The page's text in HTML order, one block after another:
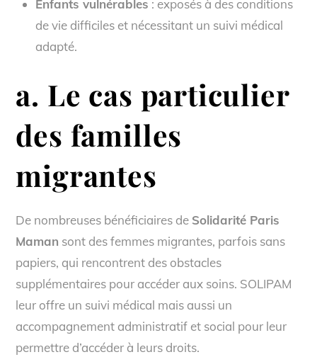
Enfants vulnérables : exposés à des conditions
de vie difficiles et nécessitant un suivi médical
adapté.
a. Le cas particulier
des familles
migrantes
De nombreuses bénéficiaires de Solidarité Paris
Maman sont des femmes migrantes, parfois sans
papiers, qui rencontrent des obstacles
supplémentaires pour accéder aux soins. SOLIPAM
leur offre un suivi médical mais aussi un
accompagnement administratif et social pour leur
permettre d’accéder à leurs droits.